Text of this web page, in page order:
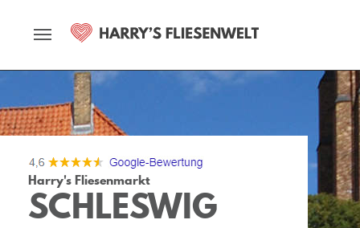
Harry's Fliesenmarkt
SCHLESWIG